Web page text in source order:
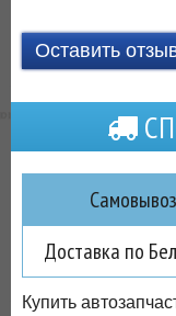
Оставить
Самовывоз
Доставка по
Купить